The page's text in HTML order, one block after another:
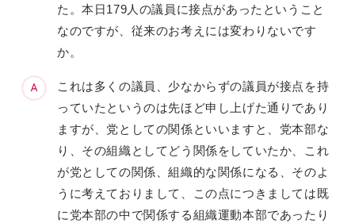
た。本日179人の議員に接点があったということ
なのですが、従来のお考えには変わりないです
か。
これは多くの議員、少なからずの議員が接点を持
っていたというのは先ほど申し上げた通りであり
ますが、党としての関係といいますと、党本部な
り、その組織としてどう関係をしていたか、これ
が党としての関係、組織的な関係になる、そのよ
うに考えておりまして、この点につきましては既
に党本部の中で関係する組織運動本部であったり